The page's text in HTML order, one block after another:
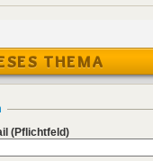
THEMA
(Pflichtfeld)